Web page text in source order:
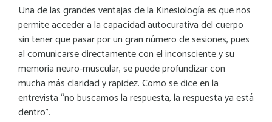
Una de las grandes ventajas de la Kinesiología es que nos
permite acceder a la capacidad autocurativa del cuerpo
sin tener que pasar por un gran número de sesiones, pues
al comunicarse directamente con el inconsciente y su
memoria neuro-muscular, se puede profundizar con
mucha más claridad y rapidez. Como se dice en la
entrevista “no buscamos larespuesta, la respuesta ya está
dentro”.